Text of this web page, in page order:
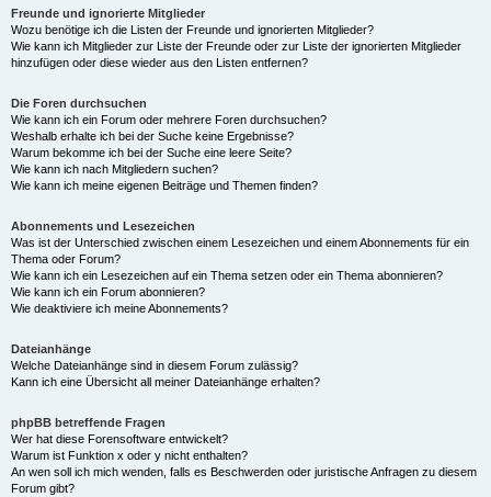
Freunde und ignorierte Mitglieder
Wozu benötige ich die Listen der Freunde und ignorierten Mitglieder?
Wie kann ich Mitglieder zur Liste der Freunde oder zur Liste der ignorierten Mitglieder
hinzufügen oder diese wieder aus den Listen entfernen?
Die Foren durchsuchen
Wie kann ich ein Forum oder mehrere Foren durchsuchen?
Weshalb erhalte ich bei der Suche keine Ergebnisse?
Warum bekomme ich bei der Suche eine leere Seite?
Wie kann ich nach Mitgliedern suchen?
Wie kann ich meine eigenen Beiträge und Themen finden?
Abonnements und Lesezeichen
Was ist der Unterschied zwischen einem Lesezeichen und einem Abonnements für ein
Thema oder Forum?
Wie kann ich ein Lesezeichen auf ein Thema setzen oder ein Thema abonnieren?
Wie kann ich ein Forum abonnieren?
Wie deaktiviere ich meine Abonnements?
Dateianhänge
Welche Dateianhänge sind in diesem Forum zulässig?
Kann ich eine Übersicht all meiner Dateianhänge erhalten?
phpBB betreffende Fragen
Wer hat diese Forensoftware entwickelt?
Warum ist Funktion x oder y nicht enthalten?
An wen soll ich mich wenden, falls es Beschwerden oder juristische Anfragen zu diesem
Forum gibt?